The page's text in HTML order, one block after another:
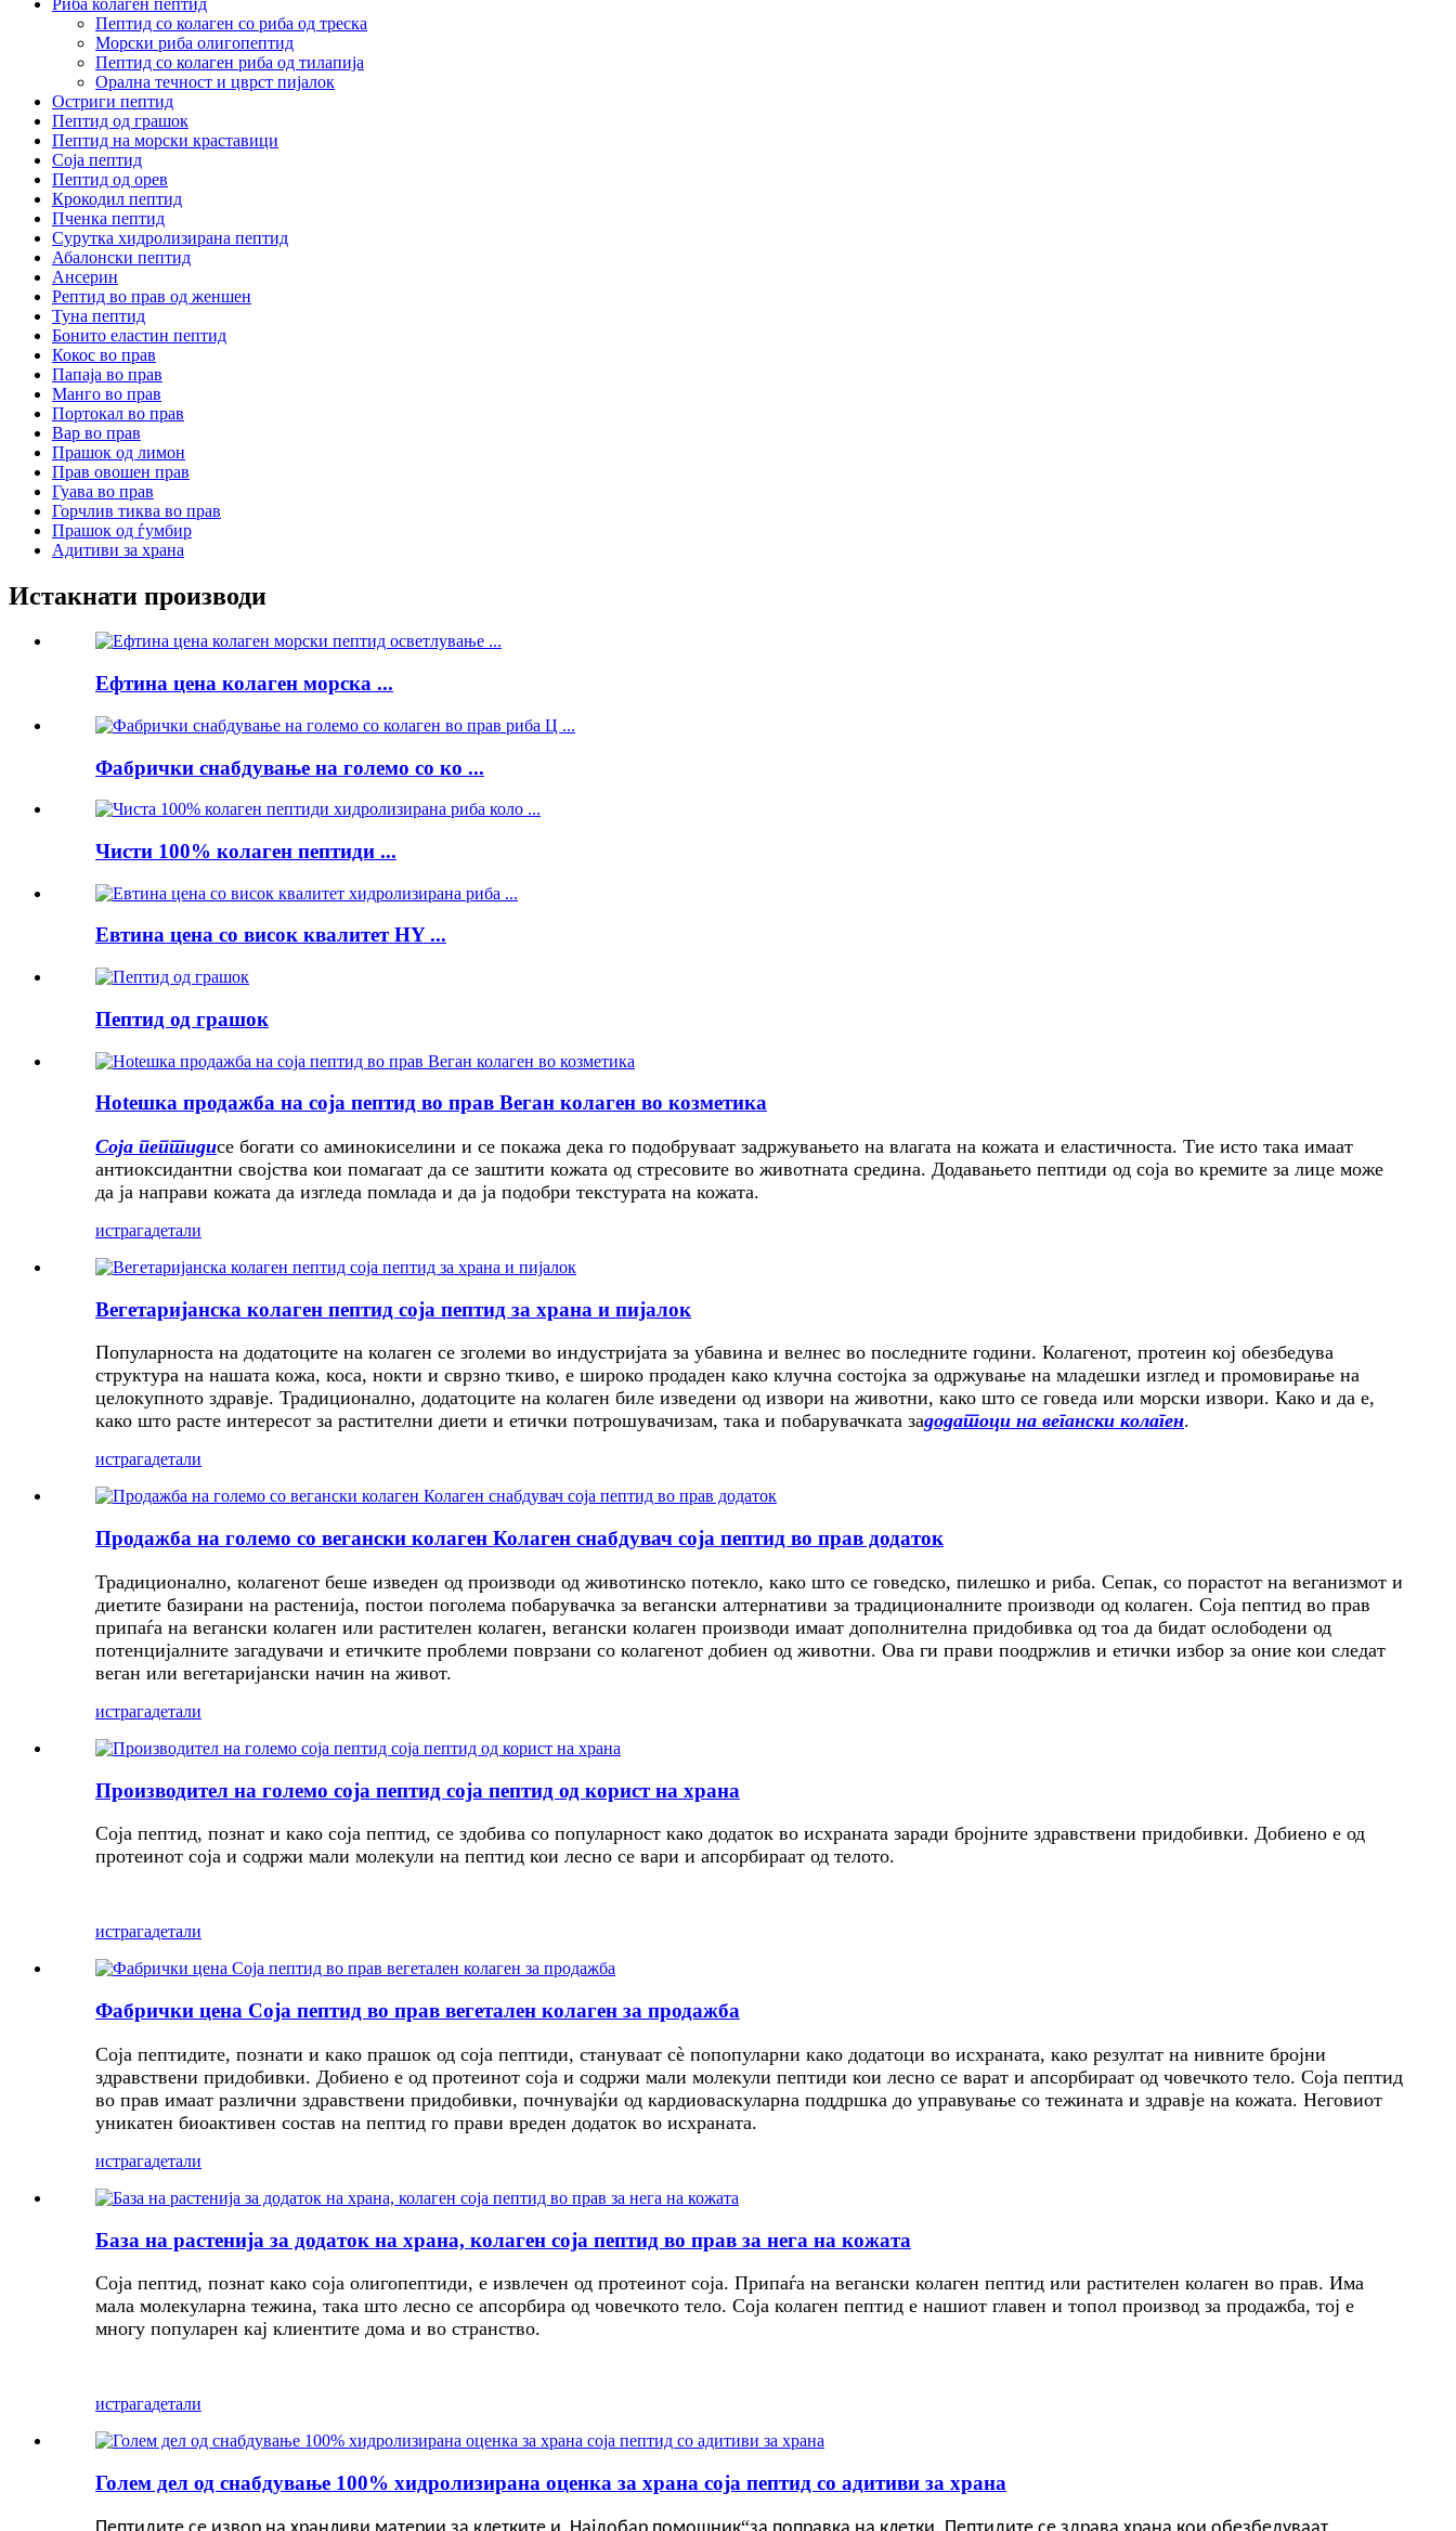
Пептид со колаген со риба од треска
Морски риба олигопептид
Пептид со колаген риба од тилапија
Орална течност и цврст пијалок
Остриги пептид
Пептид од грашок
Пептид на морски краставици
Соја пептид
Пептид од орев
Крокодил пептид
Пченка пептид
Сурутка хидролизирана пептид
Абалонски пептид
Ансерин
Pептид во прав од женшен
Туна пептид
Бонито еластин пептид
Кокос во прав
Папаја во прав
Манго во прав
Портокал во прав
Вар во прав
Прашок од лимон
Прав овошен прав
Гуава во прав
Горчлив тиква во прав
Прашок од ѓумбир
Адитиви за храна
Истакнати производи
Ефтина цена колаген морска ...
Фабрички снабдување на големо со ко ...
Чисти 100% колаген пептиди ...
Евтина цена со висок квалитет HY ...
Пептид од грашок
Hotешка продажба на соја пептид во прав Веган колаген во козметика
Соја пептидисе богати со аминокиселини и се покажа дека го подобруваат задржувањето на влагата на кожата и еластичноста. Тие исто така имаат
антиоксидантни својства кои помагаат да се заштити кожата од стресовите во животната средина. Додавањето пептиди од соја во кремите за лице може
да ја направи кожата да изгледа помлада и да ја подобри текстурата на кожата.
истрагадетали
Вегетаријанска колаген пептид соја пептид за храна и пијалок
Популарноста на додатоците на колаген се зголеми во индустријата за убавина и велнес во последните години. Колагенот, протеин кој обезбедува
структура на нашата кожа, коса, нокти и сврзно ткиво, е широко продаден како клучна состојка за одржување на младешки изглед и промовирање на
целокупното здравје. Традиционално, додатоците на колаген биле изведени од извори на животни, како што се говеда или морски извори. Како и да е,
како што расте интересот за растителни диети и етички потрошувачизам, така и побарувачката задодатоци на вегански колаген.
истрагадетали
Продажба на големо со вегански колаген Колаген снабдувач соја пептид во прав додаток
Традиционално, колагенот беше изведен од производи од животинско потекло, како што се говедско, пилешко и риба. Сепак, со порастот на веганизмот и
диетите базирани на растенија, постои поголема побарувачка за вегански алтернативи за традиционалните производи од колаген. Соја пептид во прав
припаѓа на вегански колаген или растителен колаген, вегански колаген производи имаат дополнителна придобивка од тоа да бидат ослободени од
потенцијалните загадувачи и етичките проблеми поврзани со колагенот добиен од животни. Ова ги прави поодржлив и етички избор за оние кои следат
веган или вегетаријански начин на живот.
истрагадетали
Производител на големо соја пептид соја пептид од корист на храна
Соја пептид, познат и како соја пептид, се здобива со популарност како додаток во исхраната заради бројните здравствени придобивки. Добиено е од
протеинот соја и содржи мали молекули на пептид кои лесно се вари и апсорбираат од телото.
истрагадетали
Фабрички цена Соја пептид во прав вегетален колаген за продажба
Соја пептидите, познати и како прашок од соја пептиди, стануваат сè попопуларни како додатоци во исхраната, како резултат на нивните бројни
здравствени придобивки. Добиено е од протеинот соја и содржи мали молекули пептиди кои лесно се варат и апсорбираат од човечкото тело. Соја пептид
во прав имаат различни здравствени придобивки, почнувајќи од кардиоваскуларна поддршка до управување со тежината и здравје на кожата. Неговиот
уникатен биоактивен состав на пептид го прави вреден додаток во исхраната.
истрагадетали
База на растенија за додаток на храна, колаген соја пептид во прав за нега на кожата
Соја пептид, познат како соја олигопептиди, е извлечен од протеинот соја. Припаѓа на вегански колаген пептид или растителен колаген во прав. Има
мала молекуларна тежина, така што лесно се апсорбира од човечкото тело. Соја колаген пептид е нашиот главен и топол производ за продажба, тој е
многу популарен кај клиентите дома и во странство.
истрагадетали
Голем дел од снабдување 100% хидролизирана оценка за храна соја пептид со адитиви за храна
“